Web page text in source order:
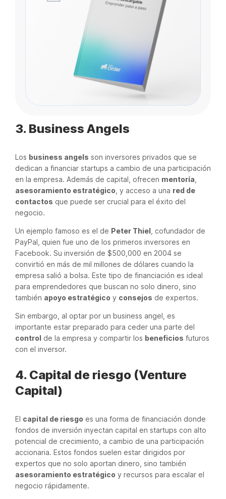
3. Business Angels
Los business angels son inversores privados que se
dedican a financiar startups a cambio de una participación
en la empresa. Además de capital, ofrecen mentoría
asesoramiento estratégico , y acceso a una red de
contactos que puede ser crucial para el éxito del
negocio.
Un ejemplo famoso es el de Peter Thiel , cofundador de
PayPal, quien fue uno de los primeros inversores en
Facebook. Su inversión de $500,000 en 2004 se
convirtió en más de mil millones de dólares cuando la
empresa salió a bolsa. Este tipo de financiación es ideal
para emprendedores que buscan no solo dinero, sino
también apoyo estratégico y consejos de expertos.
Sin embargo, al optar por un business angel, es
importante estar preparado para ceder una parte del
control de la empresa y compartir los beneficios futuros
con el inversor.
4. Capital de riesgo (Venture
Capital)
El capital de riesgo es una forma de financiación donde
fondos de inversión inyectan capital en startups con alto
potencial de crecimiento, a cambio de una participación
accionaria. Estos fondos suelen estar dirigidos por
expertos que no solo aportan dinero, sino también
asesoramiento estratégico y recursos para escalar el
negocio rápidamente.